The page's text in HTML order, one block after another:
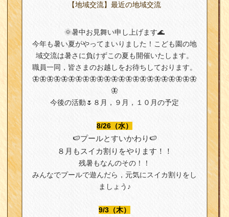
【地域交流】最近の地域交流
🌞暑中お見舞い申し上げます🌊
今年も暑い夏がやってまいりました！こども園の地
域交流は暑さに負けずこの夏も開催いたします。
職員一同，皆さまのお越しをお待ちしております。
🦋🦋🦋🦋🦋🦋🦋🦋🦋🦋🦋🦋🦋🦋🦋🦋🦋🦋🦋🦋🦋🦋🦋
🦋
今後の活動🌷８月，９月，１０月の予定
8/26（水）
🍉プールとすいかわり🍉
８月もスイカ割りをやります！！
残暑もなんのその！！
みんなでプールで遊んだら，元気にスイカ割りをし
ましょう♪
9/3（木）